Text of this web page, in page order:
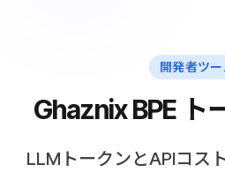
開発者ツ
Ghaznix BPE ト
LLMトークンとAPIコス